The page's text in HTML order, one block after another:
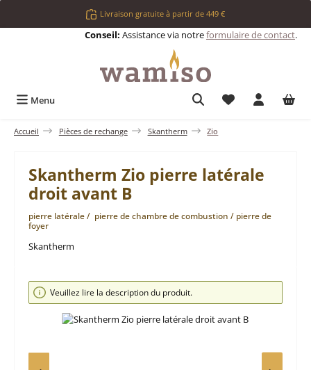
Passer au contenu principalLivraison gratuite à partir de 449 €
Conseil: Assistance via notreformulaire de contact.
Menu Vous avez 0
Accueil Pièces de rechange Skantherm Zio
Skantherm Zio pierre latérale
droit avant B
pierre latérale / pierre de chambre de combustion / pierre de
foyer
Skantherm
Ignorer la galerie d'images
Veuillez lire la description du produit.